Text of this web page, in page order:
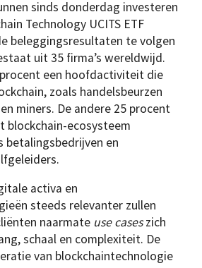
sinds donderdag investeren
Technology UCITS ETF
beleggingsresultaten te volgen
uit 35 firma’s wereldwijd.
procent een hoofdactiviteit die
zoals handelsbeurzen
miners. De andere 25 procent
blockchain-ecosysteem
betalingsbedrijven en
activa en
steeds relevanter zullen
naarmate use caseszich
schaal en complexiteit. De
van blockchaintechnologie